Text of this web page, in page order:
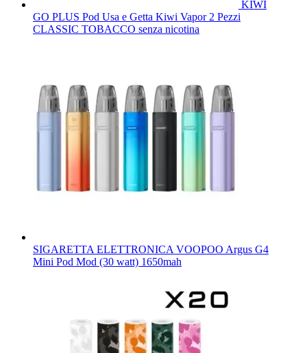
KIWI
GO PLUS Pod Usa e Getta Kiwi Vapor 2 Pezzi
CLASSIC TOBACCO senza nicotina
SIGARETTA ELETTRONICA VOOPOO Argus G4
Mini Pod Mod (30 watt) 1650mah